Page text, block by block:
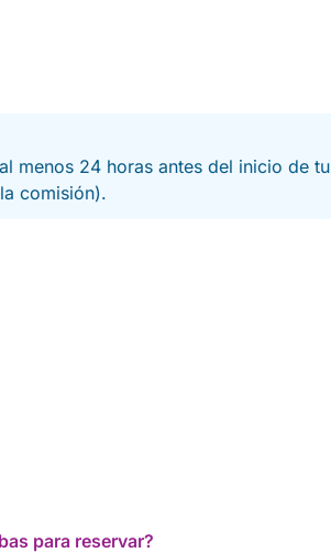
menos 24 horas antes del inicio de tu
comisión).
para reservar?